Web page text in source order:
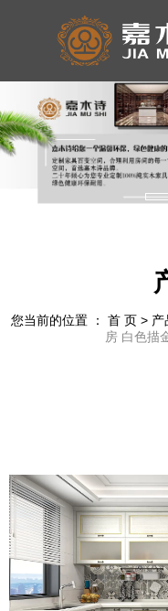
您当前的位置 ： 首 页 > 产
房 白色描